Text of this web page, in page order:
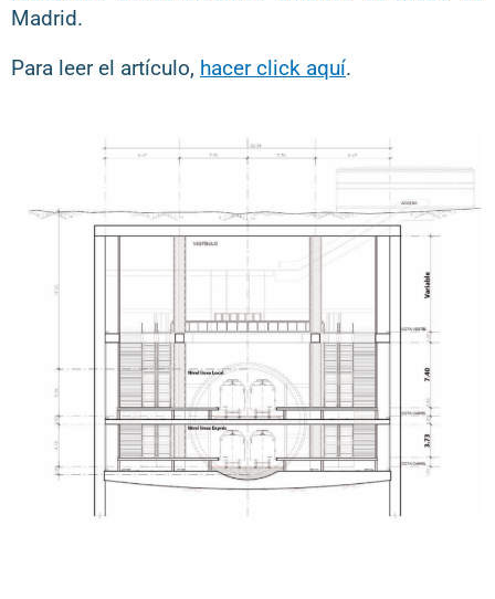
Madrid.
Para leer el artículo, hacer click aquí.